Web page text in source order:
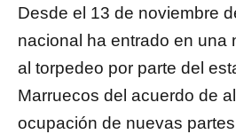
Desde el 13 de noviembre
nacional ha entrado en una
al torpedeo por parte del
Marruecos del acuerdo de
ocupación de nuevas